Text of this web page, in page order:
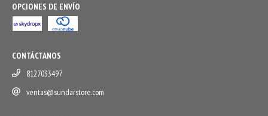
OPCIONES DE ENVÍO
CONTÁCTANOS
8127033497
ventas@sundarstore.com